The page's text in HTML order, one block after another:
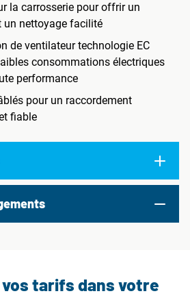
la carrosserie pour offrir un
nettoyage facilité
de ventilateur technologie EC
consommations électriques
performance
pour un raccordement
fiable
tarifs dans votre